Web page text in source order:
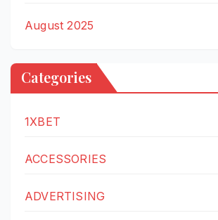
August 2025
Categories
1XBET
ACCESSORIES
ADVERTISING